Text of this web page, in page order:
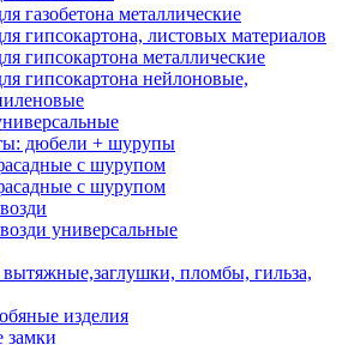
газобетона металлические
гипсокартона, листовых материалов
гипсокартона металлические
гипсокартона нейлоновые,
дюбели + шурупы
с шурупом
с шурупом
универсальные
вытяжные,заглушки, пломбы, гильза,
изделия
замки